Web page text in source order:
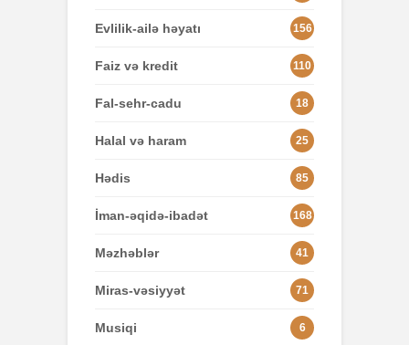
Evlilik-ailə həyatı 156
Faiz və kredit 110
Fal-sehr-cadu 18
Halal və haram 25
Hədis 85
İman-əqidə-ibadət 168
Məzhəblər 41
Miras-vəsiyyət 71
Musiqi 6